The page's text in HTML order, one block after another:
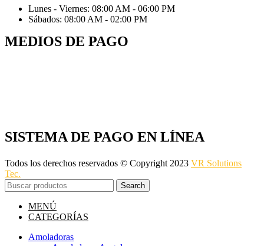
Lunes - Viernes: 08:00 AM - 06:00 PM
Sábados: 08:00 AM - 02:00 PM
MEDIOS DE PAGO
SISTEMA DE PAGO EN LÍNEA
Todos los derechos reservados © Copyright 2023 VR Solutions
Tec.
Search
MENÚ
CATEGORÍAS
Amoladoras